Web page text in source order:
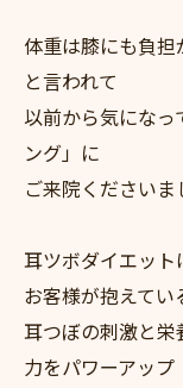
体重は膝にも負担
と言われて
以前から気になっ
ング」に
ご来院くださいま
耳ツボダイエット
お客様が抱えてい
耳つぼの刺激と栄
力をパワーアップ